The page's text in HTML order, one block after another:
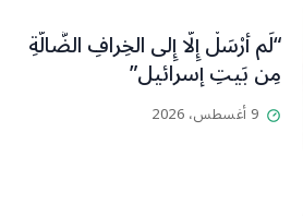
“لَم أُرْسَلْ إِلَّا إِلى الخِرافِ الضَّالَّةِ
مِن بَيتِ إسرائيل”
9 أغسطس، 2026